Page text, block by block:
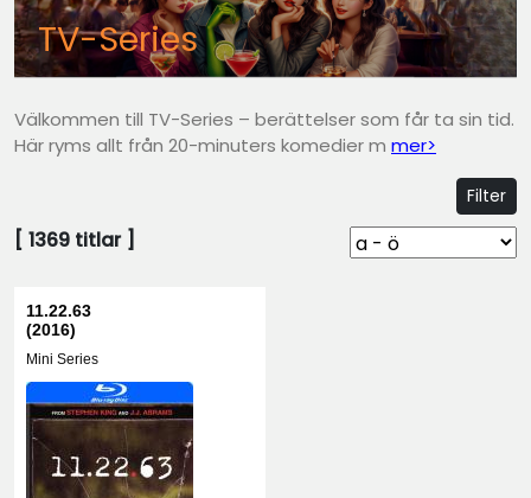
TV-Series
Välkommen till TV-Series – berättelser som får ta sin tid.
Här ryms allt från 20-minuters komedier m mer>
Filter
[ 1369 titlar ]
11.22.63
(2016)
Mini Series